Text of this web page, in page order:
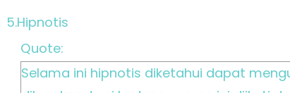
5.Hipnotis
Quote:
Selama ini hipnotis diketahui dapat